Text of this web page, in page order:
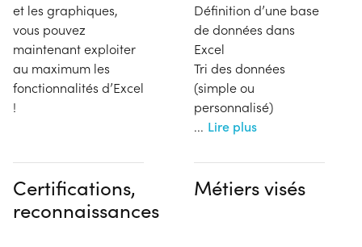
et les graphiques,
vous pouvez
maintenant exploiter
au maximum les
fonctionnalités d’Excel
!
Définition d’une base
de données dans
Excel
Tri des données
(simple ou
personnalisé)
... Lire plus
Certifications,
reconnaissances
Métiers visés